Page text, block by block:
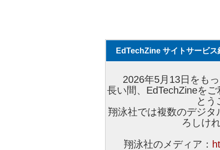
EdTechZine サイトサービス
2026年5月13日をも
長い間、EdTechZineを
とう
翔泳社では複数のデジ
ろしけ
翔泳社のメディア：